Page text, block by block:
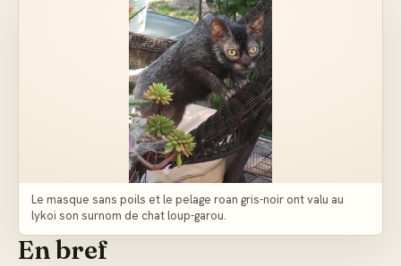
Le masque sans poils et le pelage roan gris-noir ont valu au
lykoi son surnom de chat loup-garou.
En bref